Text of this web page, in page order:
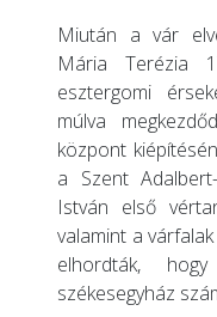
Miután a vár
Mária Terézia
esztergomi
múlva
központ
a Szent
István első
valamint a
elhordták,
székesegyház